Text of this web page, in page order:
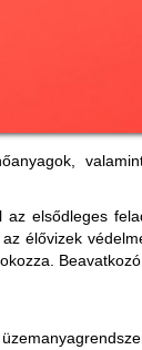
elsődleges
élővizek